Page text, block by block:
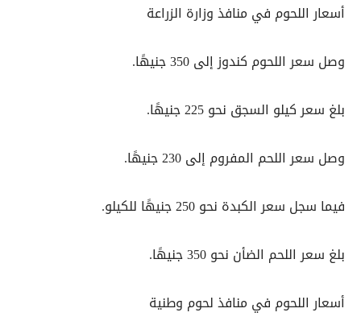
أسعار اللحوم في منافذ وزارة الزراعة
وصل سعر اللحوم كندوز إلى 350 جنيهًا.
بلغ سعر كيلو السجق نحو 225 جنيهًا.
وصل سعر اللحم المفروم إلى 230 جنيهًا.
فيما سجل سعر الكبدة نحو 250 جنيهًا للكيلو.
بلغ سعر اللحم الضأن نحو 350 جنيهًا.
أسعار اللحوم في منافذ لحوم وطنية